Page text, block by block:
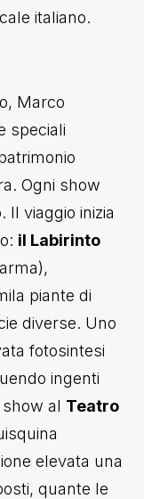
italiano.
Marco
speciali
Ogni show
Il viaggio inizia
il Labirinto
piante di
diverse. Uno
fotosintesi
ingenti
al Teatro
elevata una
quante le